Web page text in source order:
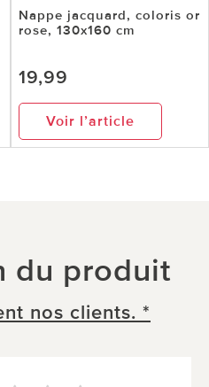
Nappe jacquard, coloris or
rose, 130x160 cm
19,99
Voir l’article
du produit
nos clients. *